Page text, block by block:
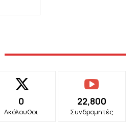
0
Ακόλουθοι
22,800
Συνδρομητές